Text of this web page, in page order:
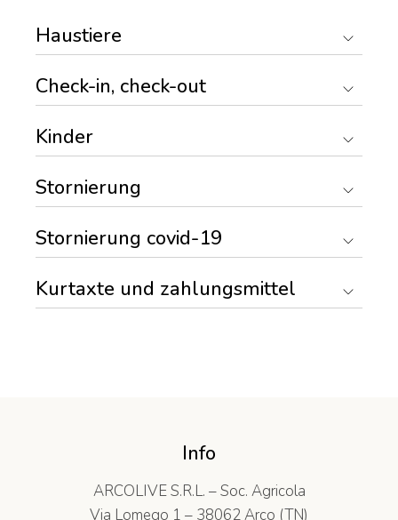
Haustiere
Check-in, check-out
Kinder
Stornierung
Stornierung covid-19
Kurtaxte und zahlungsmittel
Info
ARCOLIVE S.R.L. – Soc. Agricola
Via Lomego 1 – 38062 Arco (TN)